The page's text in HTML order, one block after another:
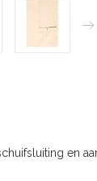
en